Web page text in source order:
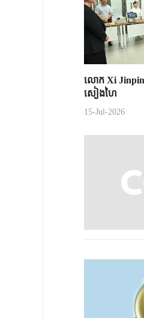
លោក Xi
សៀងហៃ
15-Jul-2026